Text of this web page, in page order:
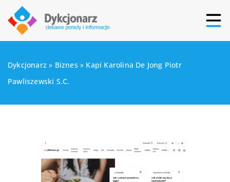
Dykcjonarz » Biznes » Kapi Karolina De Jong Piotr
Pawliszewski S.C.